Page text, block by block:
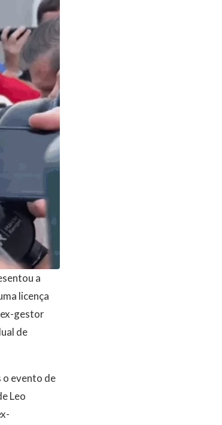
a
licença
ex-gestor
de
o evento de
Leo